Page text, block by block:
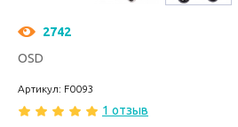
2742
OSD
Артикул: F0093
1 отзыв